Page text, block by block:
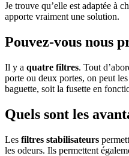
Je trouve qu’elle est adaptée à
apporte vraiment une solution.
Pouvez-vous nous
Il y a quatre filtres. Tout
porte ou deux portes, on peut
baguette, soit la fusette en
Quels sont les
Les filtres stabilisateurs
les odeurs. Ils permettent